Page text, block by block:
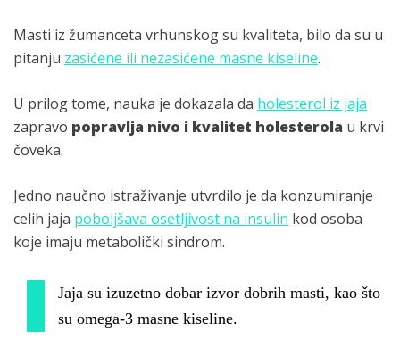
Masti iz žumanceta vrhunskog su kvaliteta, bilo da su u
pitanju zasićene ili nezasićene masne kiseline.
U prilog tome, nauka je dokazala da holesterol iz jaja
zapravo popravlja nivo i kvalitet holesterola u krvi
čoveka.
Jedno naučno istraživanje utvrdilo je da konzumiranje
celih jaja poboljšava osetljivost na insulin kod osoba
koje imaju metabolički sindrom.
Jaja su izuzetno dobar izvor dobrih masti, kao što
su omega-3 masne kiseline.